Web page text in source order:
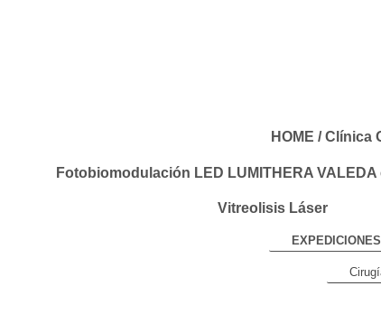
HOME / Clínica
Fotobiomodulación LED LUMITHERA
Vitreolisis Láser